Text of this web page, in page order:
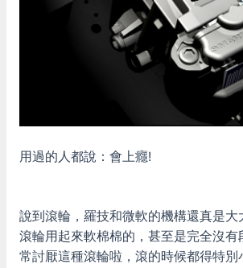
用過的人都說：會上癮!
說到滾輪，羅技和微軟的機構還真是大
滾輪用起來軟棉棉的，甚至是完全沒有
常討厭這種滾輪啦，滾的時候都得特別